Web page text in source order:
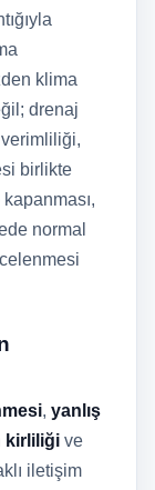
klima
drenaj
birlikte
normal
, yanlış
kirliliği ve
iletişim